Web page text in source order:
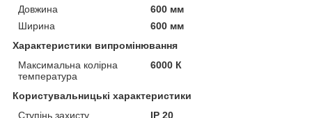
Довжина
600 мм
Ширина
600 мм
Характеристики випромінювання
Максимальна колірна
температура
6000 К
Користувальницькі характеристики
Ступінь захисту
IP 20